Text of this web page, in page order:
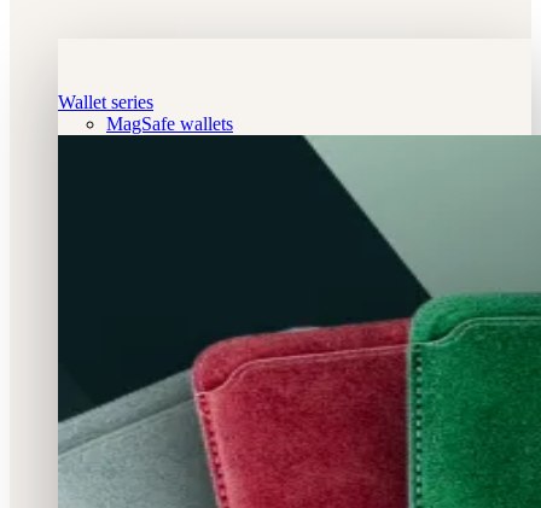
Wallet series
MagSafe wallets